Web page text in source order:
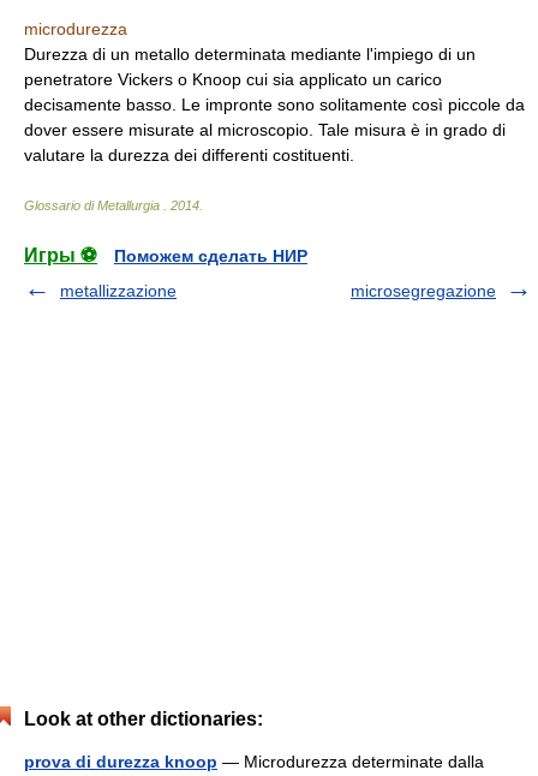
microdurezza
Durezza di un metallo determinata mediante l'impiego di un
penetratore Vickers o Knoop cui sia applicato un carico
decisamente basso. Le impronte sono solitamente così piccole da
dover essere misurate al microscopio. Tale misura è in grado di
valutare la durezza dei differenti costituenti.
Glossario di Metallurgia 2014
Игры ⚽
Поможем сделать НИР
metallizzazione
microsegregazione
Look at other dictionaries:
prova di durezza knoop — Microdurezza determinate dalla